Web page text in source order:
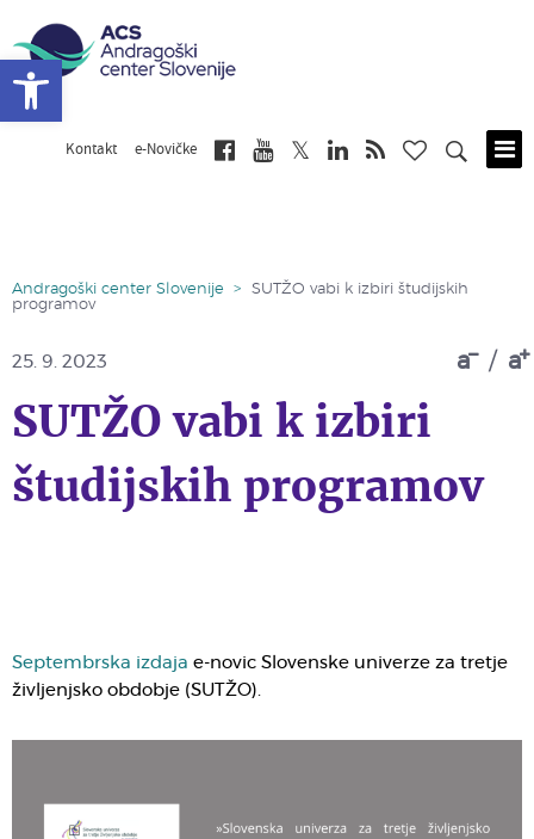
Kontakt e-Novičke
Andragoški center Slovenije >
SUTŽO vabi k izbiri študijskih
programov
a / a
25. 9. 2023
SUTŽO vabi k izbiri
študijskih programov
Septembrska izdaja e-novic Slovenske univerze za tretje
življenjsko obdobje (SUTŽO).
Open toolbar